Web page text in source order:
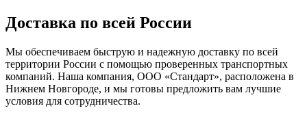
Доставка по всей России
Мы обеспечиваем быструю и надежную доставку по всей
территории России с помощью проверенных транспортных
компаний. Наша компания, ООО «Стандарт», расположена в
Нижнем Новгороде, и мы готовы предложить вам лучшие
условия для сотрудничества.